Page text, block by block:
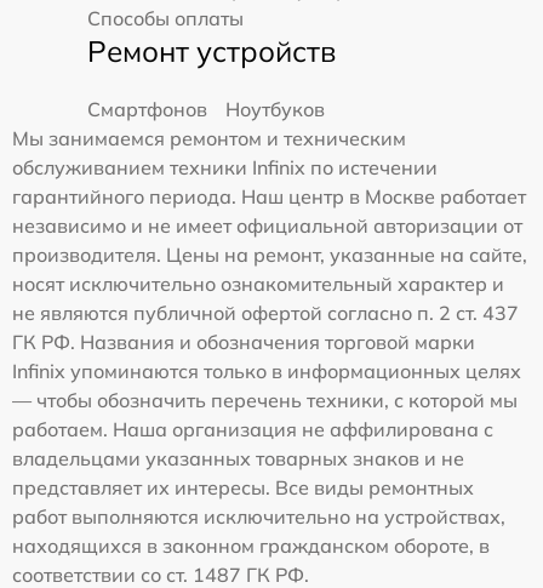
Способы оплаты
Ремонт устройств
Смартфонов
Ноутбуков
Мы занимаемся ремонтом и техническим
обслуживанием техники Infinix по истечении
гарантийного периода. Наш центр в Москве работает
независимо и не имеет официальной авторизации от
производителя. Цены на ремонт, указанные на сайте,
носят исключительно ознакомительный характер и
не являются публичной офертой согласно п. 2 ст. 437
ГК РФ. Названия и обозначения торговой марки
Infinix упоминаются только в информационных целях
— чтобы обозначить перечень техники, с которой мы
работаем. Наша организация не аффилирована с
владельцами указанных товарных знаков и не
представляет их интересы. Все виды ремонтных
работ выполняются исключительно на устройствах,
находящихся в законном гражданском обороте, в
соответствии со ст. 1487 ГК РФ.